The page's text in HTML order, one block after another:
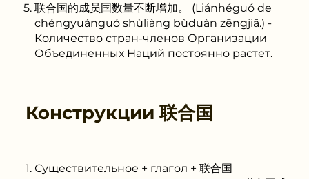
联合国的成员国数量不断增加。 (Liánhéguó de
chéngyuánguó shùliàng bùduàn zēngjiā.) -
Количество стран-членов Организации
Объединенных Наций постоянно растет.
Конструкции 联合国
Существительное + глагол + 联合国